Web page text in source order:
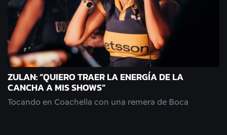
ZULAN: “QUIERO TRAER LA ENERGÍA DE LA
CANCHA A MIS SHOWS”
Tocando en Coachella con una remera de Boca